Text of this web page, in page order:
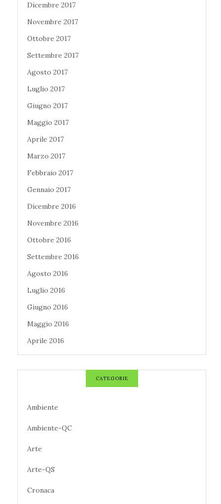
Dicembre 2017
Novembre 2017
Ottobre 2017
Settembre 2017
Agosto 2017
Luglio 2017
Giugno 2017
Maggio 2017
Aprile 2017
Marzo 2017
Febbraio 2017
Gennaio 2017
Dicembre 2016
Novembre 2016
Ottobre 2016
Settembre 2016
Agosto 2016
Luglio 2016
Giugno 2016
Maggio 2016
Aprile 2016
CATEGORIE
Ambiente
Ambiente-QC
Arte
Arte-QS
Cronaca